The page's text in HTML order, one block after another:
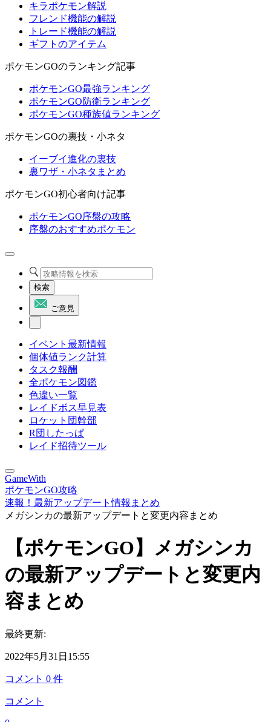
キラポケモン解説
フレンド機能の解説
トレード機能の解説
ギフトのアイテム
ポケモンGOのランキング記事
ポケモンGO最強ランキング
ポケモンGO防衛ランキング
ポケモンGO種族値ランキング
ポケモンGOの裏技・小ネタ
イーブイ進化の裏技
裏ワザ・小ネタまとめ
ポケモンGO初心者向け記事
ポケモンGO序盤の攻略
序盤のおすすめポケモン
検索
ご意見
イベント最新情報
個体値ランク計算
タスク報酬
全ポケモン図鑑
色違い一覧
レイドボス早見表
ロケット団幹部
R団したっぱ
レイド招待ツール
GameWith
ポケモンGO攻略
速報！最新アップデート情報まとめ
メガシンカの最新アップデートと変更内容まとめ
【ポケモンGO】メガシンカ
の最新アップデートと変更内
容まとめ
最終更新:
2022年5月31日15:55
コメント 0 件
コメント